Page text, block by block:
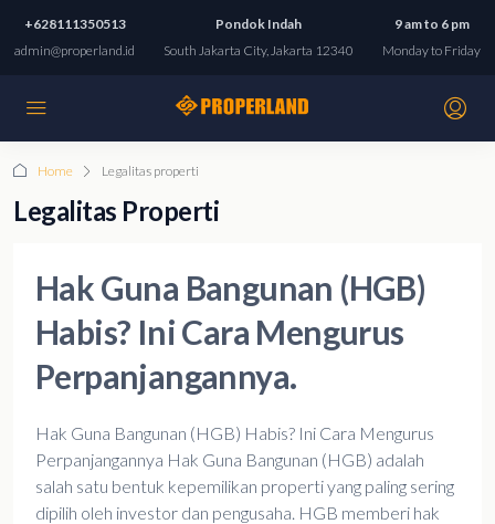
+628111350513
admin@properland.id
Pondok Indah
South Jakarta City, Jakarta 12340
9 am to 6 pm
Monday to Friday
Home Legalitas properti
Legalitas Properti
Hak Guna Bangunan (HGB)
Habis? Ini Cara Mengurus
Perpanjangannya.
Hak Guna Bangunan (HGB) Habis? Ini Cara Mengurus
Perpanjangannya Hak Guna Bangunan (HGB) adalah
salah satu bentuk kepemilikan properti yang paling sering
dipilih oleh investor dan pengusaha. HGB memberi hak